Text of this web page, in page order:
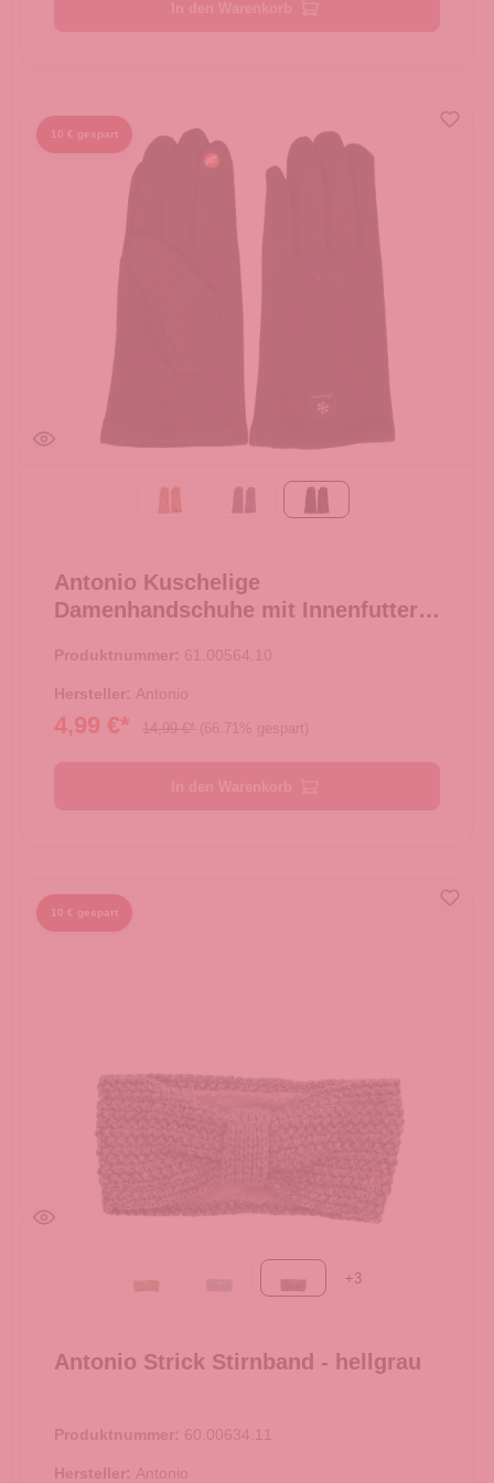
10 € gespart
Camel schwarz
Antonio Kuschelige
Damenhandschuhe mit Innenfutter -
Produktnummer: 61.00564.10
Hersteller: Antonio
4,99 €* 14,99 €* (66.71% gespart)
10 € gespart
hellgrau
+3
Antonio Strick Stirnband - hellgrau
Produktnummer: 60.00634.11
Hersteller: Antonio